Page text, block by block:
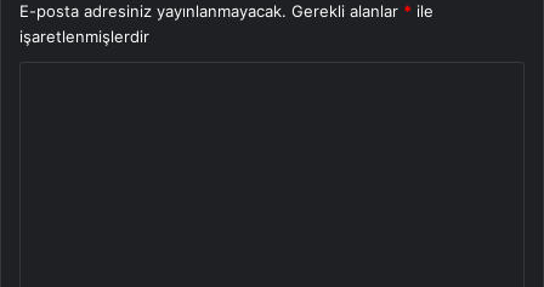
E-posta adresiniz yayınlanmayacak. Gerekli alanlar * ile
işaretlenmişlerdir